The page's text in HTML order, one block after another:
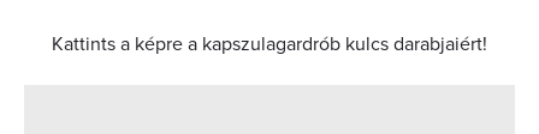
Kattints a képre a kapszulagardrób kulcs darabjaiért!